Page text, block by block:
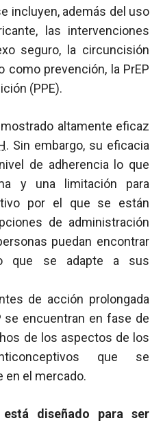
incluyen, además del uso
las intervenciones
seguro, la circuncisión
como prevención, la PrEP
(PPE).
altamente eficaz
. Sin embargo, su eficacia
de adherencia lo que
y una limitación para
por el que se están
de administración
puedan encontrar
que se adapte a sus
de acción prolongada
se encuentran en fase de
de los aspectos de los
que se
en el mercado.
diseñado para ser